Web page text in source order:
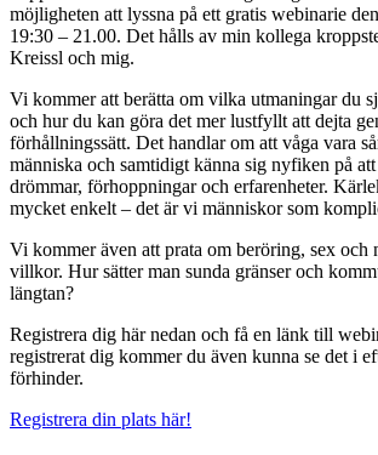
möjligheten att lyssna på ett gratis webinarie
19:30 – 21.00. Det hålls av min kollega
Kreissl och mig.
Vi kommer att berätta om vilka utmaningar du
och hur du kan göra det mer lustfyllt att dejta
förhållningssätt. Det handlar om att våga vara
människa och samtidigt känna sig nyfiken på
drömmar, förhoppningar och erfarenheter.
mycket enkelt – det är vi människor som
Vi kommer även att prata om beröring, sex och
villkor. Hur sätter man sunda gränser och
längtan?
Registrera dig här nedan och få en länk till
registrerat dig kommer du även kunna se det i
förhinder.
Registrera din plats här!